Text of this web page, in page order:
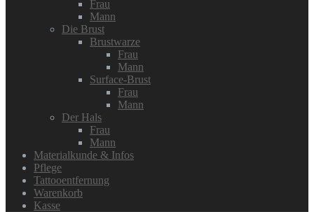
Frau
Mann
Die Brust
Brustwarze
Frau
Mann
Surface-Brust
Frau
Mann
Der Hals
Frau
Mann
Materialkunde & Infos
Pflege
Tattooentfernung
Warenkorb
Kasse